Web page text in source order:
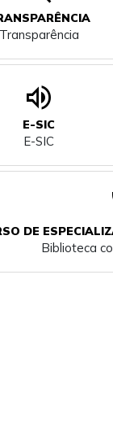
Transparência
volume_up
E-SIC
E-SIC
DE
Biblioteca